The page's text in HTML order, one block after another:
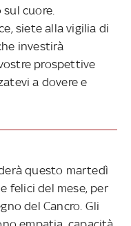
cuore.
siete alla vigilia di
investirà
prospettive
a dovere e
questo martedì
felici del mese, per
del Cancro. Gli